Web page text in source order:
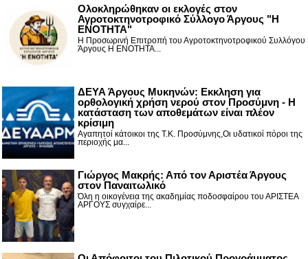
Ολοκληρώθηκαν οι εκλογές στον
Αγροτοκτηνοτροφικό Σύλλογο Άργους "Η
ΕΝΟΤΗΤΑ"
Η Προσωρινή Επιτροπή του Αγροτοκτηνοτροφικού Συλλόγου
Άργους Η ΕΝΟΤΗΤΑ...
ΔΕΥΑ Άργους Μυκηνών: Εκκληση για
ορθολογική χρήση νερού στον Προσύμνη - Η
κατάσταση των αποθεμάτων είναι πλέον
κρίσιμη
Αγαπητοί κάτοικοι της Τ.Κ. Προσύμνης,Οι υδατικοί πόροι της
περιοχής μα...
Γιώργος Μακρής: Από τον Αριστέα Άργους
στον Παναιτωλικό
Όλη η οικογένεια της ακαδημίας ποδοσφαίρου του ΑΡΙΣΤΕΑ
ΑΡΓΟΥΣ συγχαίρε...